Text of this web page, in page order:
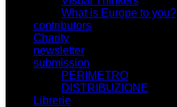
What is Europe to you?
contributors
Charity
newsletter
submission
PERIMETRO
DISTRIBUZIONE
Librerie